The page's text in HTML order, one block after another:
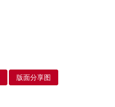
版面分享图